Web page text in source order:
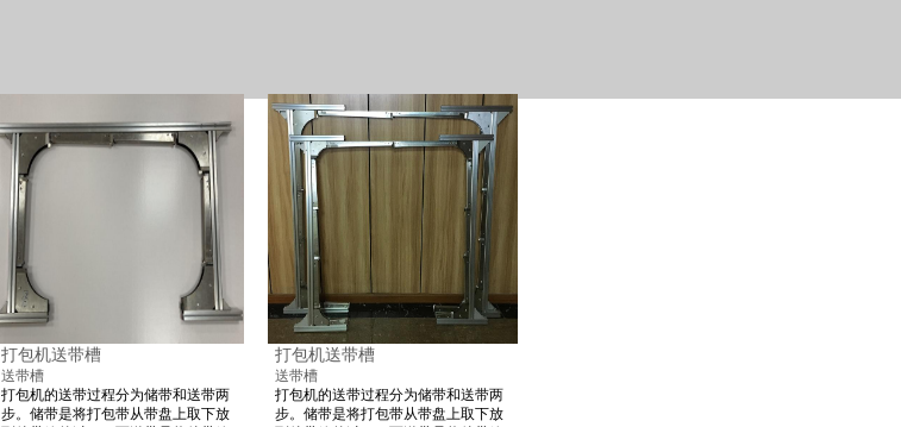
打包机送带槽
送带槽
打包机的送带过程分为储带和送带两
步。储带是将打包带从带盘上取下放
打包机送带槽
送带槽
打包机的送带过程分为储带和送带两
步。储带是将打包带从带盘上取下放